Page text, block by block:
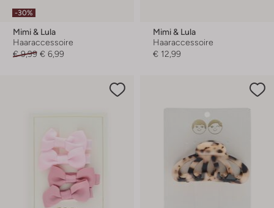
-30%
Mimi & Lula
Haaraccessoire
€ 9,99 € 6,99
Mimi & Lula
Haaraccessoire
€ 12,99